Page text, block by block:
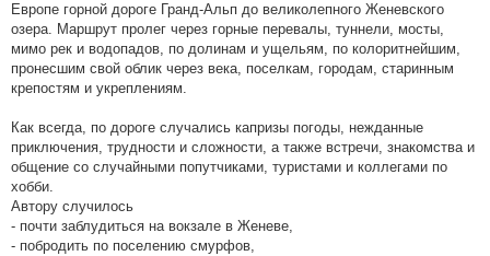
я
Европе горной дороге Гранд-Альп до великолепного Женевского
озера. Маршрут пролег через горные перевалы, туннели, мосты,
мимо рек и водопадов, по долинам и ущельям, по колоритнейшим,
пронесшим свой облик через века, поселкам, городам, старинным
крепостям и укреплениям.
Как всегда, по дороге случались капризы погоды, нежданные
приключения, трудности и сложности, а также встречи, знакомства и
общение со случайными попутчиками, туристами и коллегами по
хобби.
Автору случилось
- почти заблудиться на вокзале в Женеве,
- побродить по поселению смурфов,